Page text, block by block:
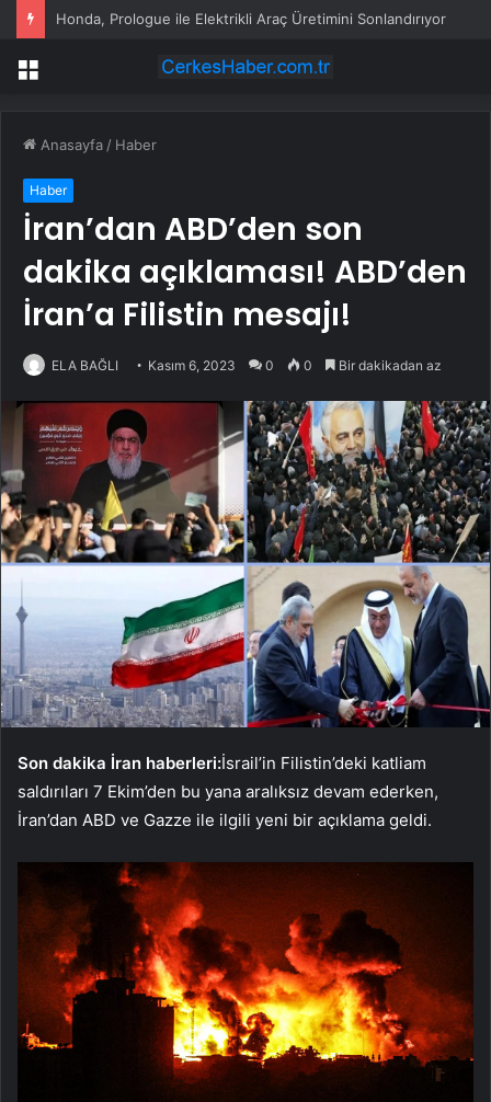
Honda, Prologue ile Elektrikli Araç Üretimini Sonlandırıyor
Menü
Anasayfa / Haber
Haber
İran’dan ABD’den son
dakika açıklaması! ABD’den
İran’a Filistin mesajı!
ELA BAĞLI Kasım 6, 2023 0 0 Bir dakikadan az
Son dakika İran haberleri:İsrail’in Filistin’deki katliam
saldırıları 7 Ekim’den bu yana aralıksız devam ederken,
İran’dan ABD ve Gazze ile ilgili yeni bir açıklama geldi.